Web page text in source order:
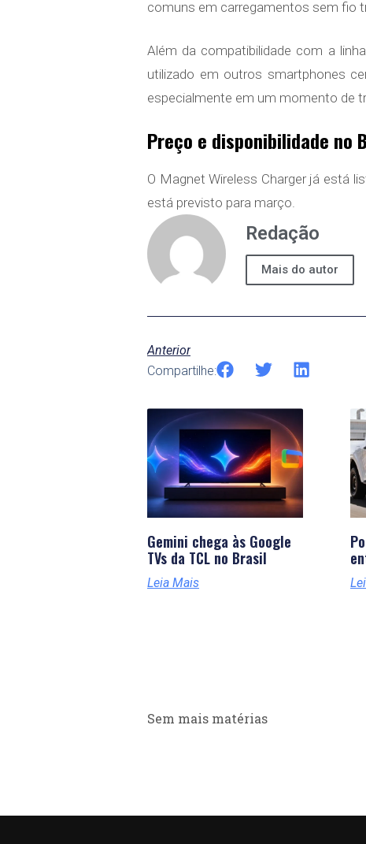
comuns em carregamentos sem fio
Além da compatibilidade com a
utilizado em outros smartphones
especialmente em um momento de
Preço e disponibilidade no
O Magnet Wireless Charger já está
está previsto para março.
Redação
Mais do autor
Anterior
Compartilhe:
Gemini chega às Google
TVs da TCL no Brasil
Leia Mais
Sem mais matérias